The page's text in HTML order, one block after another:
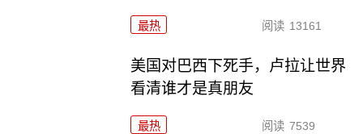
最热 阅读 13161
美国对巴西下死手，卢拉让世界
看清谁才是真朋友
最热 阅读 7539